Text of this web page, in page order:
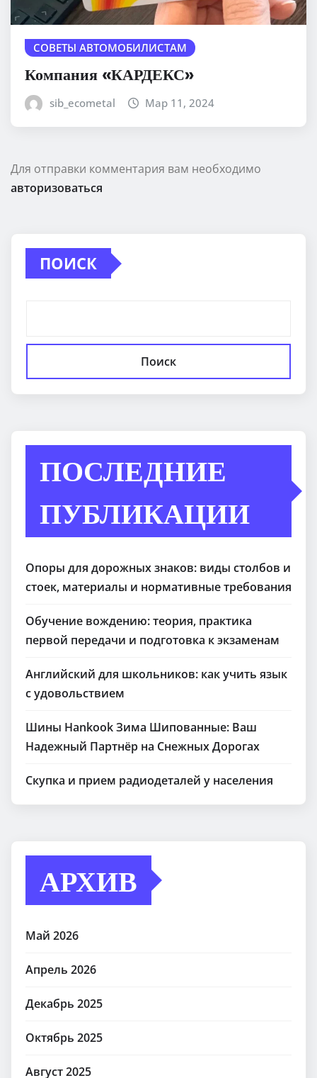
СОВЕТЫ АВТОМОБИЛИСТАМ
Компания «КАРДЕКС»
sib_ecometal Мар 11, 2024
Для отправки комментария вам необходимо
авторизоваться
ПОИСК
Поиск
ПОСЛЕДНИЕ
ПУБЛИКАЦИИ
Опоры для дорожных знаков: виды столбов и
стоек, материалы и нормативные требования
Обучение вождению: теория, практика
первой передачи и подготовка к экзаменам
Английский для школьников: как учить язык
с удовольствием
Шины Hankook Зима Шипованные: Ваш
Надежный Партнёр на Снежных Дорогах
Скупка и прием радиодеталей у населения
АРХИВ
Май 2026
Апрель 2026
Декабрь 2025
Октябрь 2025
Август 2025